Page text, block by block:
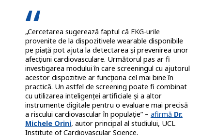
„Cercetarea sugerează faptul că EKG-urile
provenite de la dispozitivele wearable disponibile
pe piață pot ajuta la detectarea și prevenirea unor
afecțiuni cardiovasculare. Următorul pas ar fi
investigarea modului în care screeningul cu ajutorul
acestor dispozitive ar funcționa cel mai bine în
practică. Un astfel de screening poate fi combinat
cu utilizarea inteligenței artificiale și a altor
instrumente digitale pentru o evaluare mai precisă
a riscului cardiovascular în populație” – afirmă Dr.
Michele Orini, autor principal al studiului, UCL
Institute of Cardiovascular Science.